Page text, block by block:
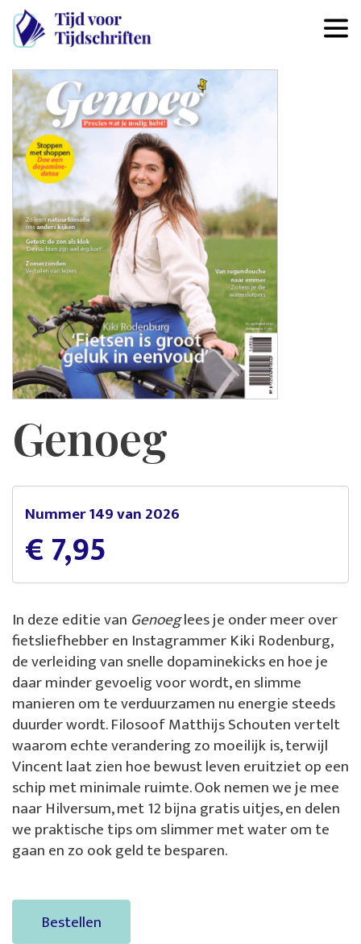
Image
Genoeg
Nummer 149 van 2026
€ 7,95
In deze editie van Genoeglees je onder meer over
fietsliefhebber en Instagrammer Kiki Rodenburg,
de verleiding van snelle dopaminekicks en hoe je
daar minder gevoelig voor wordt, en slimme
manieren om te verduurzamen nu energie steeds
duurder wordt. Filosoof Matthijs Schouten vertelt
waarom echte verandering zo moeilijk is, terwijl
Vincent laat zien hoe bewust leven eruitziet op een
schip met minimale ruimte. Ook nemen we je mee
naar Hilversum, met 12 bijna gratis uitjes, en delen
we praktische tips om slimmer met water om te
gaan en zo ook geld te besparen.
Bestellen